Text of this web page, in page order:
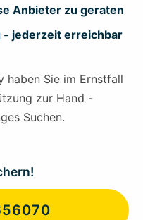
Anbieter zu geraten
- jederzeit erreichbar
haben Sie im Ernstfall
zur Hand -
Suchen.